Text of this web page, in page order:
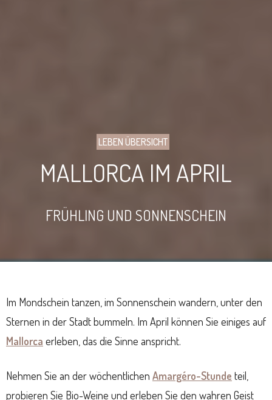
LEBEN ÜBERSICHT
MALLORCA IM APRIL
FRÜHLING UND SONNENSCHEIN
Im Mondschein tanzen, im Sonnenschein wandern, unter den
Sternen in der Stadt bummeln. Im April können Sie einiges auf
Mallorca erleben, das die Sinne anspricht.
Nehmen Sie an der wöchentlichen Amargéro-Stunde teil,
probieren Sie Bio-Weine und erleben Sie den wahren Geist